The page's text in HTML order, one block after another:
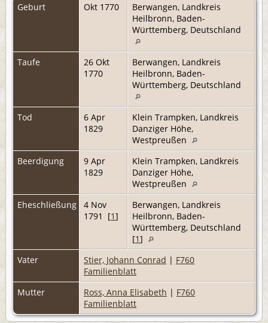
Geburt Okt 1770
Berwangen, Landkreis
Heilbronn, Baden-
Württemberg, Deutschland
Taufe
26 Okt
1770
Berwangen, Landkreis
Heilbronn, Baden-
Württemberg, Deutschland
Tod
6 Apr
1829
Klein Trampken, Landkreis
Danziger Höhe,
Westpreußen
Beerdigung
9 Apr
1829
Klein Trampken, Landkreis
Danziger Höhe,
Westpreußen
Eheschließung
4 Nov
1791 [1]
Berwangen, Landkreis
Heilbronn, Baden-
Württemberg, Deutschland
[1]
Vater
Stier, Johann Conrad | F760
Familienblatt
Mutter
Ross, Anna Elisabeth | F760
Familienblatt